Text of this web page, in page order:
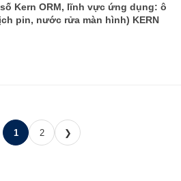
Kern ORM, lĩnh vực ứng dụng: ô
pin, nước rửa màn hình) KERN
1 2 ❯